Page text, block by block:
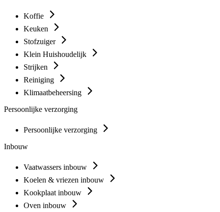
Koffie
Keuken
Stofzuiger
Klein Huishoudelijk
Strijken
Reiniging
Klimaatbeheersing
Persoonlijke verzorging
Persoonlijke verzorging
Inbouw
Vaatwassers inbouw
Koelen & vriezen inbouw
Kookplaat inbouw
Oven inbouw